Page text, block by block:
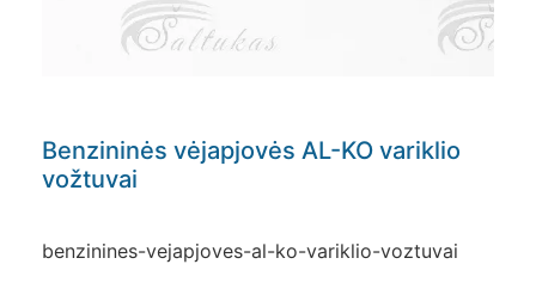
Benzininės vėjapjovės AL-KO variklio
vožtuvai
benzinines-vejapjoves-al-ko-variklio-voztuvai